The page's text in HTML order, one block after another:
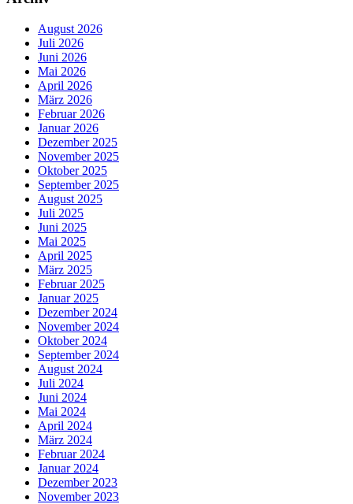
August 2026
Juli 2026
Juni 2026
Mai 2026
April 2026
März 2026
Februar 2026
Januar 2026
Dezember 2025
November 2025
Oktober 2025
September 2025
August 2025
Juli 2025
Juni 2025
Mai 2025
April 2025
März 2025
Februar 2025
Januar 2025
Dezember 2024
November 2024
Oktober 2024
September 2024
August 2024
Juli 2024
Juni 2024
Mai 2024
April 2024
März 2024
Februar 2024
Januar 2024
Dezember 2023
November 2023